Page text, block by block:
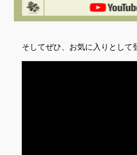
そしてぜひ、お気に入りとして